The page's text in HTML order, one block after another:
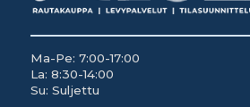
Ma-Pe: 7:00-17:00
La: 8:30-14:00
Su: Suljettu